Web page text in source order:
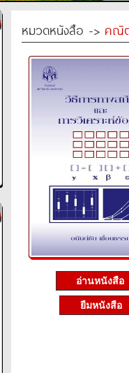
หมวดหนังสือ -> คณิ
อ่านหนังสือ
ยืมหนังสือ